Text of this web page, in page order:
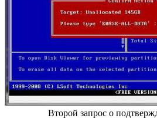
Второй запрос о